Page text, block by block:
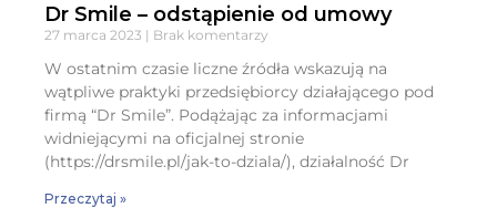
Dr Smile – odstąpienie od umowy
27 marca 2023 Brak komentarzy
W ostatnim czasie liczne źródła wskazują na
wątpliwe praktyki przedsiębiorcy działającego pod
firmą “Dr Smile”. Podążając za informacjami
widniejącymi na oficjalnej stronie
(https://drsmile.pl/jak-to-dziala/), działalność Dr
Przeczytaj »